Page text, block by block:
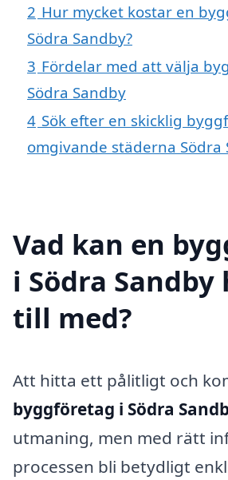
2 Hur mycket kostar en
Södra Sandby?
3 Fördelar med att välja
Södra Sandby
4 Sök efter en skicklig
omgivande städerna Södra
Vad kan en
i Södra Sandby
till med?
Att hitta ett pålitligt och
byggföretag i Södra
utmaning, men med rätt
processen bli betydligt